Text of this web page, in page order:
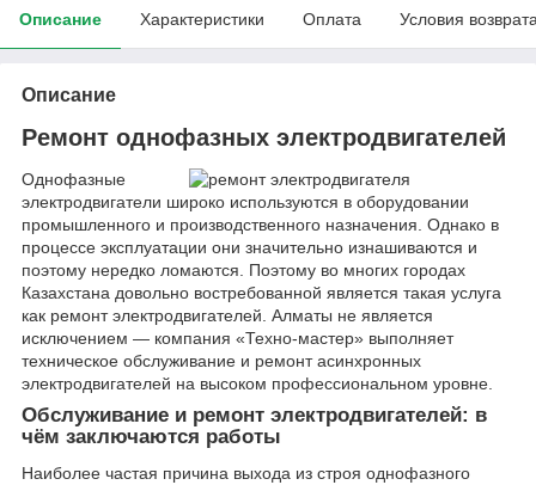
Описание Характеристики Оплата Условия
Описание
Ремонт однофазных электродвигателей
Однофазные
электродвигатели широко используются в оборудовании
промышленного и производственного назначения. Однако в
процессе эксплуатации они значительно изнашиваются и
поэтому нередко ломаются. Поэтому во многих городах
Казахстана довольно востребованной является такая услуга
как ремонт электродвигателей. Алматы не является
исключением — компания «Техно-мастер» выполняет
техническое обслуживание и ремонт асинхронных
электродвигателей на высоком профессиональном уровне.
Обслуживание и ремонт электродвигателей: в
чём заключаются работы
Наиболее частая причина выхода из строя однофазного